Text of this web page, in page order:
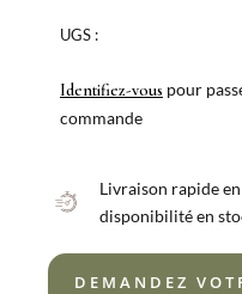
KODAI
18%
UGS :
Identifiez-vous pour
commande
Livraison rapide
disponibilité en
DEMANDEZ